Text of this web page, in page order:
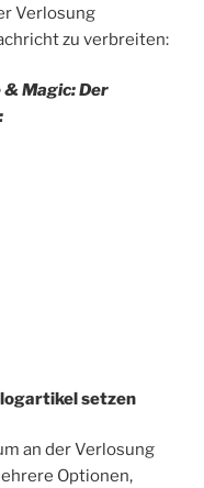
Verlosung
zu verbreiten:
& Magic: Der
setzen
an der Verlosung
Optionen,